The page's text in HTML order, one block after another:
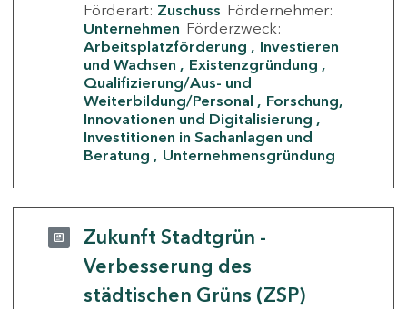
Förderart: Zuschuss Fördernehmer:
Unternehmen Förderzweck:
Arbeitsplatzförderung
Investieren
und Wachsen
Existenzgründung
Qualifizierung/Aus- und
Weiterbildung/Personal
Forschung,
Innovationen und Digitalisierung
Investitionen in Sachanlagen und
Beratung
Unternehmensgründung
Zukunft Stadtgrün -
Verbesserung des
städtischen Grüns (ZSP)